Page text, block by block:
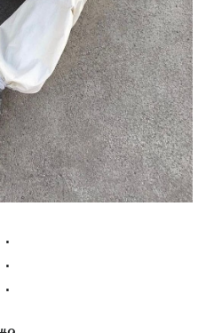
.
.
.